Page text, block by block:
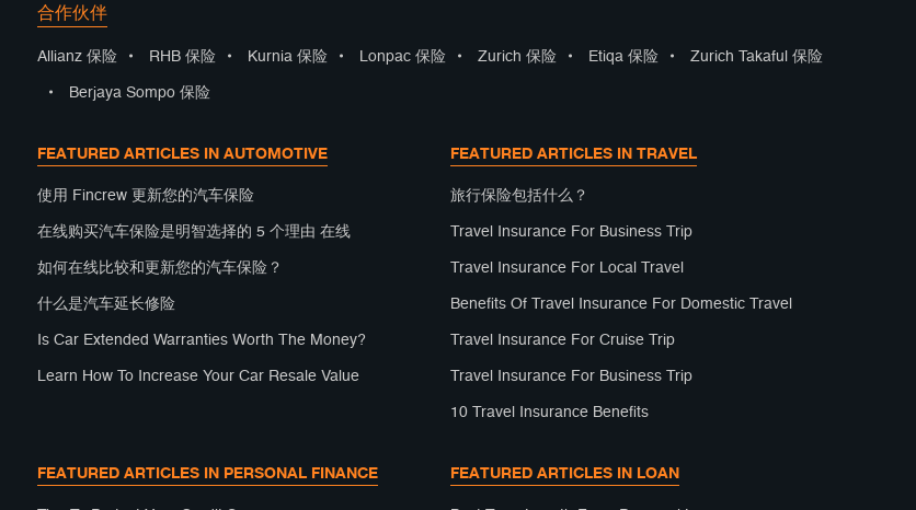
合作伙伴
Allianz 保险 • RHB 保险 • Kurnia 保险 • Lonpac 保险 • Zurich 保险 • Etiqa 保险 • Zurich Takaful 保险
• Berjaya Sompo 保险
FEATURED ARTICLES IN AUTOMOTIVE
使用 Fincrew 更新您的汽车保险
在线购买汽车保险是明智选择的 5 个理由 在线
如何在线比较和更新您的汽车保险？
什么是汽车延长修险
Is Car Extended Warranties Worth The Money?
Learn How To Increase Your Car Resale Value
FEATURED ARTICLES IN TRAVEL
旅行保险包括什么？
Travel Insurance For Business Trip
Travel Insurance For Local Travel
Benefits Of Travel Insurance For Domestic Travel
Travel Insurance For Cruise Trip
Travel Insurance For Business Trip
10 Travel Insurance Benefits
FEATURED ARTICLES IN PERSONAL FINANCE FEATURED ARTICLES IN LOAN